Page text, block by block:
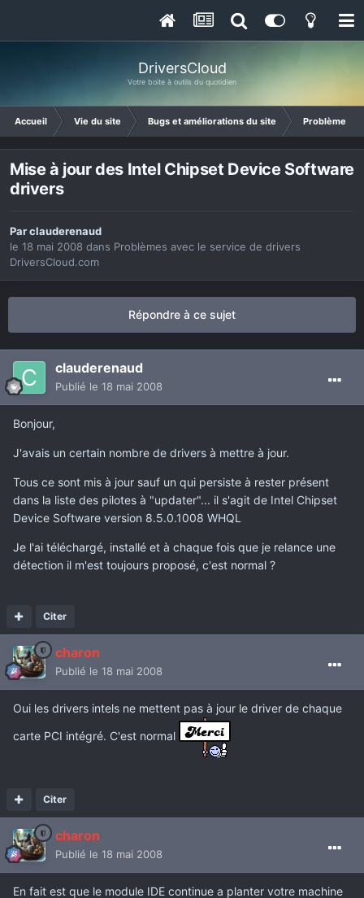
DriversCloud
Votre boite à outils du quotidien
Accueil Vie du site Bugs et améliorations du site Problèmes
Mise à jour des Intel Chipset Device Software
drivers
Parclauderenaud
le 18 mai 2008 dans Problèmes avec le service de drivers
DriversCloud.com
Répondre à ce sujet
clauderenaud
Publié le 18 mai 2008
Bonjour,
J'avais un certain nombre de drivers à mettre à jour.
Tous ce sont mis à jour sauf un qui persiste à rester présent
dans la liste des pilotes à "updater"... il s'agit de Intel Chipset
Device Software version 8.5.0.1008 WHQL
Je l'ai téléchargé, installé et à chaque fois que je relance une
détection il m'est toujours proposé, c'est normal ?
Citer
charon
Publié le 18 mai 2008
Oui les drivers intels ne mettent pas à jour le driver de chaque
carte PCI intégré. C'est normal
Citer
charon
Publié le 18 mai 2008
En fait est que le module IDE continue a planter votre machine